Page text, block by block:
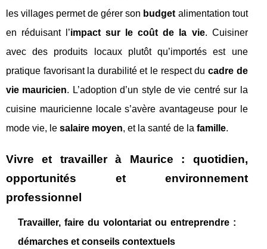
les villages permet de gérer son budget alimentation tout
en réduisant l’impact sur le coût de la vie. Cuisiner
avec des produits locaux plutôt qu’importés est une
pratique favorisant la durabilité et le respect du cadre de
vie mauricien. L’adoption d’un style de vie centré sur la
cuisine mauricienne locale s’avère avantageuse pour le
mode vie, le salaire moyen, et la santé de la famille.
Vivre et travailler à Maurice : quotidien,
opportunités et environnement
professionnel
Travailler, faire du volontariat ou entreprendre :
démarches et conseils contextuels